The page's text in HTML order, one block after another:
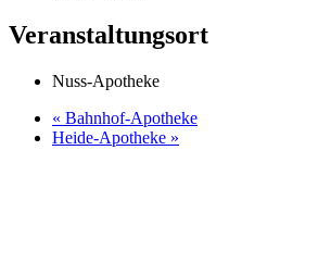
Veranstaltungsort
Nuss-Apotheke
« Bahnhof-Apotheke
Heide-Apotheke »